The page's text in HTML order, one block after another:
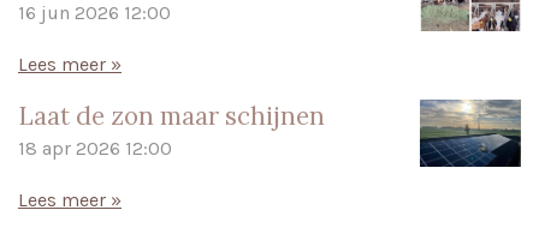
16 jun 2026 12:00
Lees meer »
Laat de zon maar schijnen
18 apr 2026 12:00
Lees meer »